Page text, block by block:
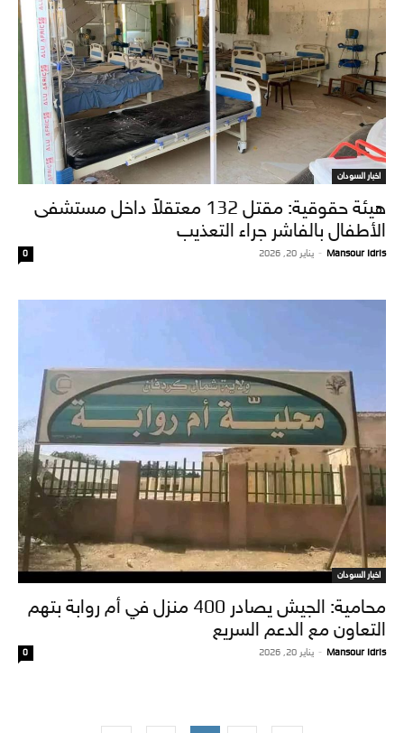
اخبار السودان
هيئة حقوقية: مقتل 132 معتقلاً داخل مستشفى
الأطفال بالفاشر جراء التعذيب
Mansour Idris
- يناير 20, 2026 0
اخبار السودان
محامية: الجيش يصادر 400 منزل في أم روابة بتهم
التعاون مع الدعم السريع
Mansour Idris
- يناير 20, 2026 0